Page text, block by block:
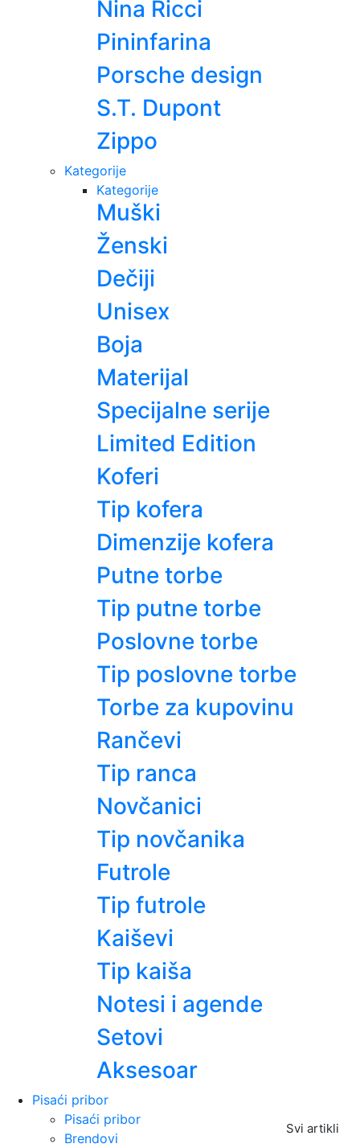
Nina Ricci
Pininfarina
Porsche design
S.T. Dupont
Zippo
Kategorije
Kategorije
Muški
Ženski
Dečiji
Unisex
Boja
Materijal
Specijalne serije
Limited Edition
Koferi
Tip kofera
Dimenzije kofera
Putne torbe
Tip putne torbe
Poslovne torbe
Tip poslovne torbe
Torbe za kupovinu
Rančevi
Tip ranca
Novčanici
Tip novčanika
Futrole
Tip futrole
Kaiševi
Tip kaiša
Notesi i agende
Setovi
Aksesoar
Pisaći pribor
Svi artikli
Pisaći pribor
Brendovi